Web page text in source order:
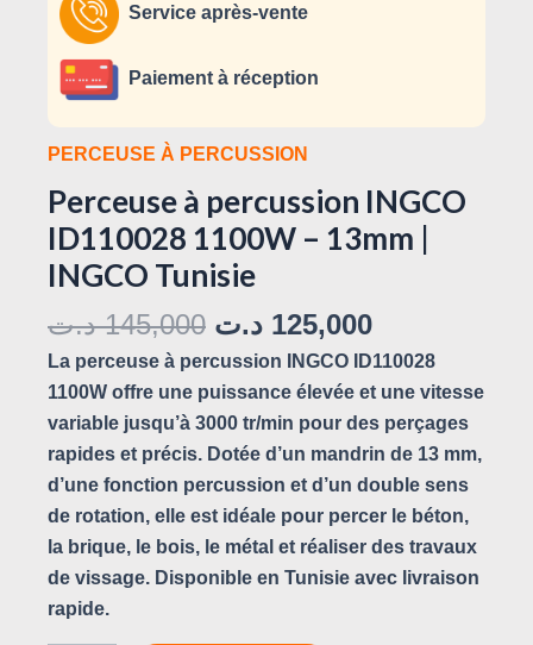
Service après-vente
Paiement à réception
PERCEUSE À PERCUSSION
Perceuse à percussion INGCO
ID110028 1100W – 13mm |
INGCO Tunisie
145,000 د.ت 125,000 د.ت
La perceuse à percussion INGCO ID110028
1100W offre une puissance élevée et une vitesse
variable jusqu’à 3000 tr/min pour des perçages
rapides et précis. Dotée d’un mandrin de 13 mm,
d’une fonction percussion et d’un double sens
de rotation, elle est idéale pour percer le béton,
la brique, le bois, le métal et réaliser des travaux
de vissage. Disponible en Tunisie avec livraison
rapide.